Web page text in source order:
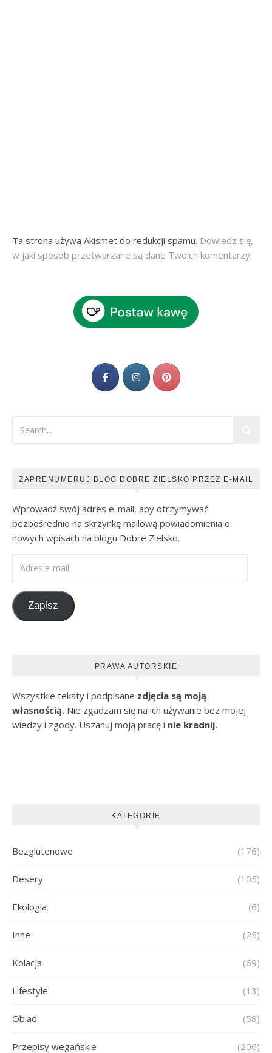
Ta strona używa Akismet do redukcji spamu. Dowiedz się,
w jaki sposób przetwarzane są dane Twoich komentarzy.
ZAPRENUMERUJ BLOG DOBRE ZIELSKO PRZEZ E-MAIL
Wprowadź swój adres e-mail, aby otrzymywać
bezpośrednio na skrzynkę mailową powiadomienia o
nowych wpisach na blogu Dobre Zielsko.
Zapisz
PRAWA AUTORSKIE
Wszystkie teksty i podpisane zdjęcia są moją
własnością. Nie zgadzam się na ich używanie bez mojej
wiedzy i zgody. Uszanuj moją pracę i nie kradnij.
KATEGORIE
Bezglutenowe (176)
Desery (105)
Ekologia (6)
Inne (25)
Kolacja (69)
Lifestyle (13)
Obiad (58)
Przepisy wegańskie (206)